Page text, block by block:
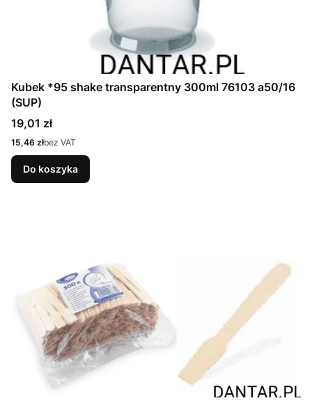
Kubek *95 shake transparentny 300ml 76103 a50/16
(SUP)
Cena
19,01 zł
Cena
15,46 złbez VAT
Do koszyka